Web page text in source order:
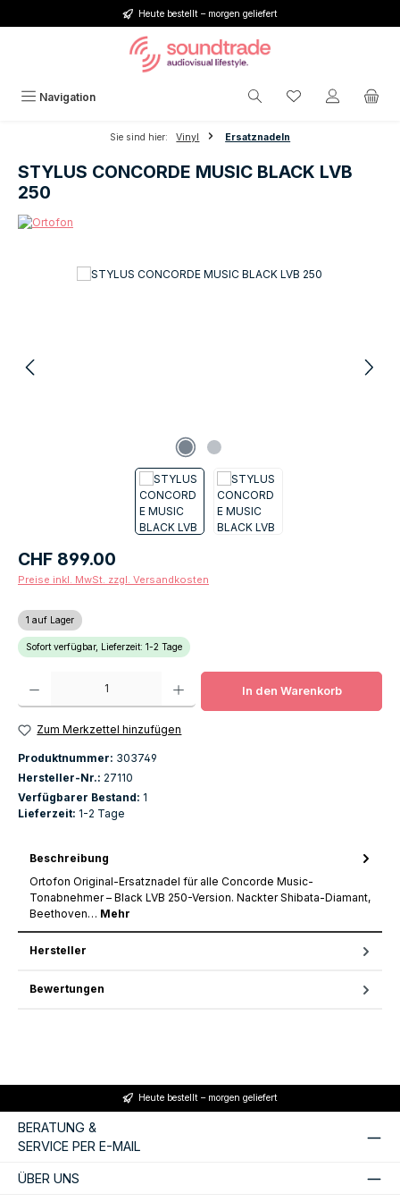
Zum Hauptinhalt springenHeute bestellt – morgen geliefert
Navigation Du hast 0
Sie sind hier: Vinyl Ersatznadeln
STYLUS CONCORDE MUSIC BLACK LVB
250
Bildergalerie überspringen
Regulärer Preis:
CHF 899.00
Preise inkl. MwSt. zzgl. Versandkosten
1 auf Lager
Sofort verfügbar, Lieferzeit: 1-2 Tage
Produkt Anzahl: Gib den gewünschten Wert ein oder benutze die
In den Warenkorb
Zum Merkzettel hinzufügen
Produktnummer: 303749
Hersteller-Nr.: 27110
Verfügbarer Bestand: 1
Lieferzeit: 1-2 Tage
Beschreibung
Ortofon Original-Ersatznadel für alle Concorde Music-
Tonabnehmer – Black LVB 250-Version. Nackter Shibata-Diamant,
Beethoven… Mehr
Hersteller
Bewertungen
Heute bestellt – morgen geliefert
BERATUNG &
SERVICE PER E-MAIL
ÜBER UNS